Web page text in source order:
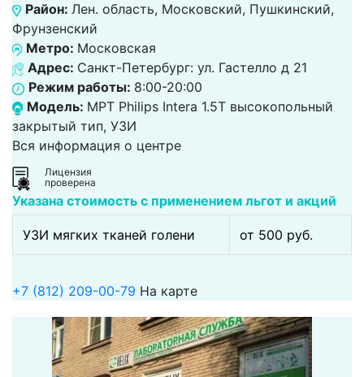
Район: Лен. область, Московский, Пушкинский,
Фрунзенский
Метро: Московская
Адрес: Санкт-Петербург: ул. Гастелло д 21
Режим работы: 8:00-20:00
Модель: МРТ Philips Intera 1.5T высокопольный
закрытый тип, УЗИ
Вся информация о центре
Лицензия
проверена
Указана стоимость с применением льгот и акций
УЗИ мягких тканей голени от 500 pуб.
+7 (812) 209-00-79 На карте